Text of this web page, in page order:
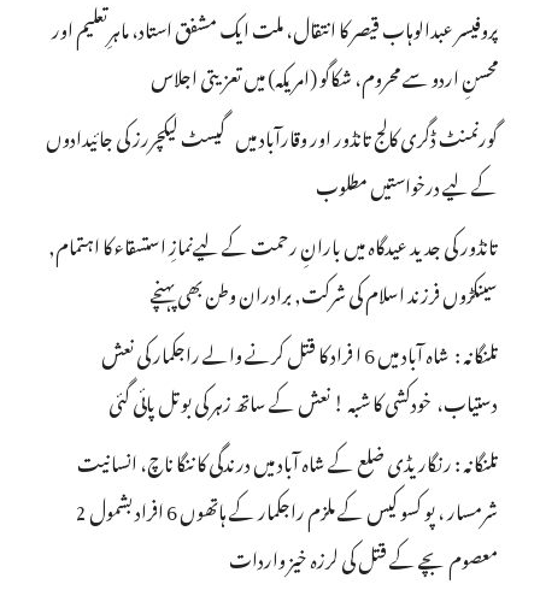
پروفیسر عبدالوہاب قیصر کا انتقال، ملت ایک مشفق استاد، ماہرِتعلیم اور
محسنِ اردو سے محروم، شکاگو (امریکہ) میں تعزیتی اجلاس
گورنمنٹ ڈگری کالج تانڈور اور وقارآباد میں گیسٹ لیکچررز کی جائیدادوں
کے لیے درخواستیں مطلوب
تانڈور کی جدید عیدگاہ میں بارانِ رحمت کے لیےنمازِ استسقاء کا اہتمام,
سینکڑوں فرزند اسلام کی شرکت, برادران وطن بھی پہنچے
تلنگانہ : شاہ آباد میں 6 ا فراد کا قتل کرنے والے راجکمار کی نعش
دستیاب، خودکشی کا شبہ ! نعش کے ساتھ زہر کی بوتل پائی گئی
تلنگانہ : رنگاریڈی ضلع کے شاہ آباد میں درندگی کا ننگا ناچ، انسانیت
شرمسار ، پو کسو کیس کے ملزم راجکمار کے ہاتھوں 6 افراد بشمول 2
معصوم بچے کے قتل کی لرزہ خیز واردات